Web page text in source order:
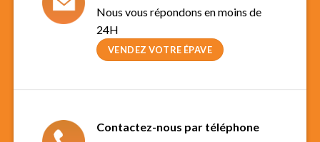
Nous vous répondons en moins de
24H
VENDEZ VOTRE ÉPAVE
Contactez-nous par téléphone